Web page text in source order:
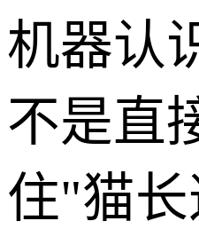
机器认
不是直
住"猫长